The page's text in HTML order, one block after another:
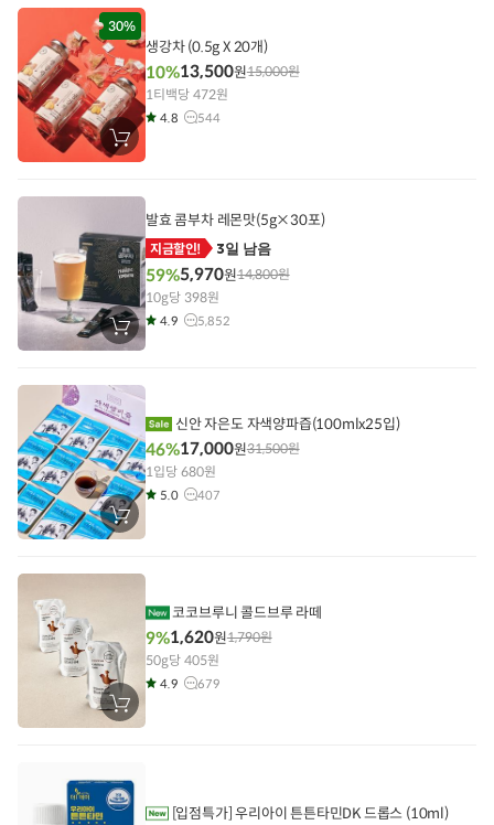
에
담
기
30%
장
바
에
생강차 (0.5g X 20개)
10%13,500원15,000원
1티백당 472원
4.8 544
장
바
에
담
기
발효 콤부차 레몬맛(5g×30포)
지금할인! 3일 남음
59%5,970원14,800원
10g당 398원
4.9 5,852
장
바
에
신안 자은도 자색양파즙(100mlx25입)
46%17,000원31,500원
1입당 680원
5.0 407
장
바
담
기
코코브루니 콜드브루 라떼
9%1,620원1,790원
50g당 405원
4.9 679
[입점특가] 우리아이 튼튼타민DK 드롭스 (10ml)